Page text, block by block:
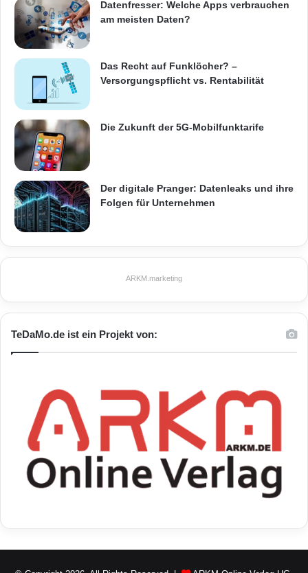
Datenfresser: Welche Apps verbrauchen
am meisten Daten?
Das Recht auf Funklöcher? –
Versorgungspflicht vs. Rentabilität
Die Zukunft der 5G-Mobilfunktarife
Der digitale Pranger: Datenleaks und ihre
Folgen für Unternehmen
ARKM.marketing
TeDaMo.de ist ein Projekt von: